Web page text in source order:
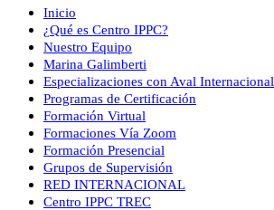
Inicio
¿Qué es Centro IPPC?
Nuestro Equipo
Marina Galimberti
Especializaciones con Aval Internacional
Programas de Certificación
Formación Virtual
Formaciones Vía Zoom
Formación Presencial
Grupos de Supervisión
RED INTERNACIONAL
Centro IPPC TREC